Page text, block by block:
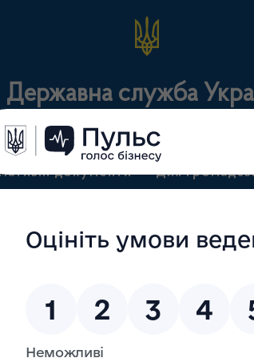
Державна служба
засобів та контролю за
документи Для
торгівля
імпорт
(крім АФІ)
Державний
нагляд